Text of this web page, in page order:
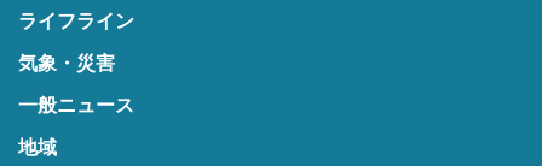
ライフライン
気象・災害
一般ニュース
地域